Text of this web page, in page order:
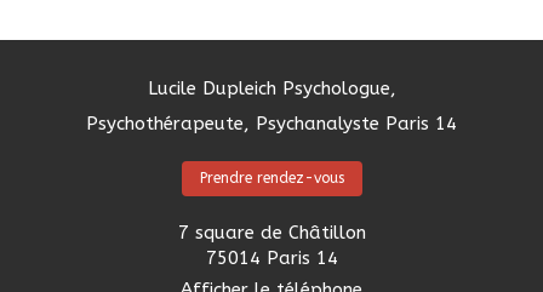
Lucile Dupleich Psychologue,
Psychothérapeute, Psychanalyste Paris 14
Prendre rendez-vous
7 square de Châtillon
75014 Paris 14